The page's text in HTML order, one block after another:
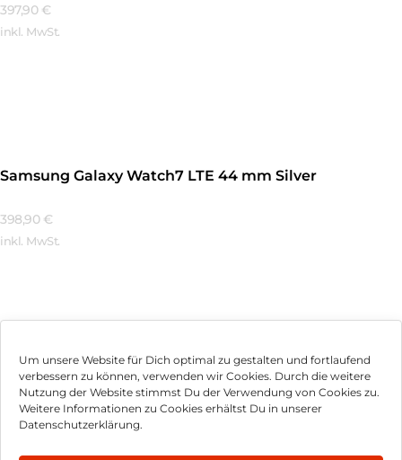
Um unsere Website für Dich optimal zu gestalten und fortlaufend
verbessern zu können, verwenden wir Cookies. Durch die weitere
Nutzung der Website stimmst Du der Verwendung von Cookies zu.
Weitere Informationen zu Cookies erhältst Du in unserer
Datenschutzerklärung.
397,90 €
inkl. MwSt.
Samsung Galaxy Watch7 LTE 44 mm Silver
398,90 €
inkl. MwSt.
Impressum